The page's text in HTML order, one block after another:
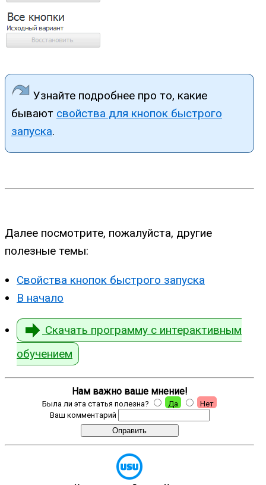
Узнайте подробнее про то, какие
бывают свойства для кнопок быстрого
запуска.
Далее посмотрите, пожалуйста, другие
полезные темы:
Свойства кнопок быстрого запуска
В начало
Скачать программу с интерактивным
обучением
Нам важно ваше мнение!
Была ли эта статья полезна? Да
Нет
Ваш комментарий